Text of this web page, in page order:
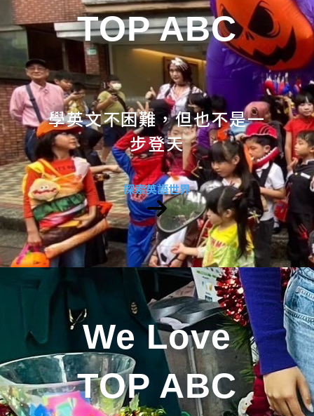
TOP ABC
學英文不困難，但也不是一
步登天
探索英語世界
We Love
TOP ABC